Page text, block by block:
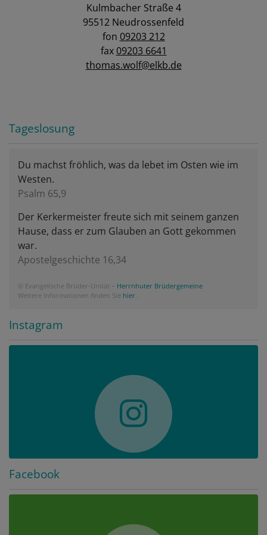
Kulmbacher Straße 4
95512 Neudrossenfeld
fon 09203 212
fax 09203 6641
thomas.wolf@elkb.de
Tageslosung
Du machst fröhlich, was da lebet im Osten wie im
Westen.
Psalm 65,9
Der Kerkermeister freute sich mit seinem ganzen
Hause, dass er zum Glauben an Gott gekommen
war.
Apostelgeschichte 16,34
© Evangelische Brüder-Unität – Herrnhuter Brüdergemeine
Weitere Informationen finden Sie hier .
Instagram
Facebook